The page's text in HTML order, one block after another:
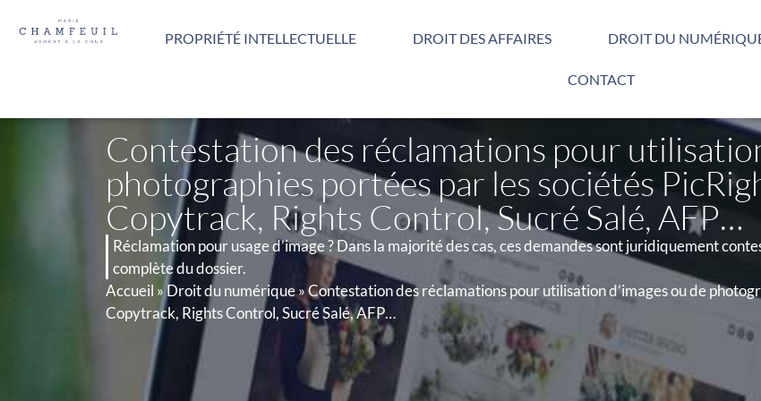
PROPRIÉTÉ INTELLECTUELLE
DROIT DES AFFAIRES DROIT DU
CONTACT
Contestation des réclamations pour
photographies portées par les sociétés
Copytrack, Rights Control, Sucré Salé, AFP…
Réclamation pour usage d’image ? Dans la majorité des cas, ces demandes sont juridiquement
complète du dossier.
Accueil »Droit du numérique»Contestation des réclamations pour utilisation d’images ou de
Copytrack, Rights Control, Sucré Salé, AFP…